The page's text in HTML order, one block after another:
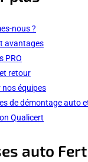
nous ?
avantages
PRO
retour
équipes
de démontage auto
Qualicert
auto